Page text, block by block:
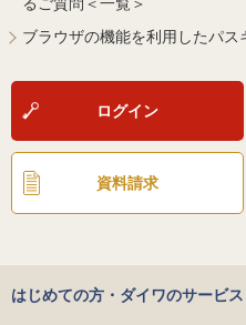
ブラウザの機能を利用したパ
ログイン
資料請求
はじめての方・ダイワのサービス